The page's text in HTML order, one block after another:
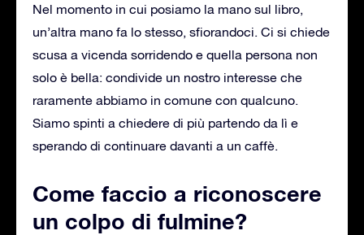
Nel momento in cui posiamo la mano sul libro,
un’altra mano fa lo stesso, sfiorandoci. Ci si chiede
scusa a vicenda sorridendo e quella persona non
solo è bella: condivide un nostro interesse che
raramente abbiamo in comune con qualcuno.
Siamo spinti a chiedere di più partendo da lì e
sperando di continuare davanti a un caffè.
Come faccio a riconoscere
un colpo di fulmine?